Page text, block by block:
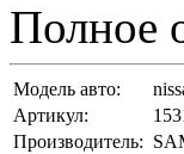
Полное
Модель авто:
Артикул:
Производитель: